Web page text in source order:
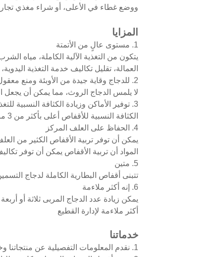
ووضع غطاء في الأعلى، أو شراء مغذي
المزايا
1. مستوى عالٍ من الأتمتة
يتكون من التغذية الآلية الكاملة، مياه
العمالة، تقليل تكاليف خدمة التغذية
2. للدجاج وقاية جيدة من الأوبئة ومنع معقول للأمراض
لا يلمس الدجاج الروث، مما يمكن أن يجعل
3. توفير الأماكن وزيادة الكثافة النسبية للتغذية
الكثافة النسبية للأقفاص أعلى بأكثر من 3 مرات من الكثافة النسبية للتربية المسطحة
4. الحفاظ على العلف المركز
يمكن أن توفر تربية الأقفاص الكثير من
المواد أن تربية الأقفاص يمكن أن توفر
5. متين
تتبنى أقفاص البطارية الكاملة لدجاج التسمين
6. إنه أكثر ملاءمة
يمكن زيادة عدد الدجاج المربى ثلاثة أو
أكثر ملاءمة لإدارة القطيع
خدماتنا
1. نقدم المعلومات التفصيلية عن منتجاتنا وخدماتنا